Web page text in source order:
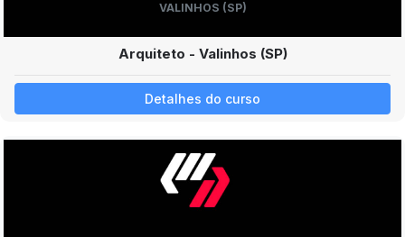
VALINHOS (SP)
Arquiteto - Valinhos (SP)
Detalhes do curso